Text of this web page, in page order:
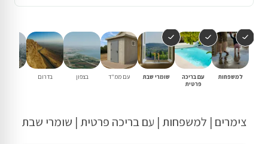
למשפחות
עם בריכה
פרטית
שומרי שבת עם ממ"ד בצפון בדרום
צימרים | למשפחות | עם בריכה פרטית | שומרי שבת